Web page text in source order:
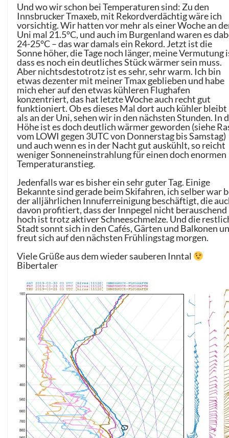
Und wo wir schon bei Temperaturen sind: Zu den
Innsbrucker Tmaxeb, mit Rekordverdächtig wäre ich
vorsichtig. Wir hatten vor mehr als einer Woche an
Uni mal 21.5°C, und auch im Burgenland waren es
24-25°C – das war damals ein Rekord. Jetzt ist die
Sonne höher, die Tage noch länger, meine Vermutung
dass es noch ein deutliches Stück wärmer sein muss.
Aber nichtsdestotrotz ist es sehr, sehr warm. Ich bin
etwas dezenter mit meiner Tmax geblieben und habe
mich eher auf den etwas kühleren Flughafen
konzentriert, das hat letzte Woche auch recht gut
funktioniert. Ob es dieses Mal dort auch kühler bleibt
als an der Uni, sehen wir in den nächsten Stunden. In
Höhe ist es doch deutlich wärmer geworden (siehe
vom LOWI gegen 3UTC von Donnerstag bis Samstag)
und auch wenn es in der Nacht gut auskühlt, so reicht
weniger Sonneneinstrahlung für einen doch enormen
Temperaturanstieg.
Jedenfalls war es bisher ein sehr guter Tag. Einige
Bekannte sind gerade beim Skifahren, ich selber war
der alljährlichen Innuferreinigung beschäftigt, die
davon profitiert, dass der Innpegel nicht berauschend
hoch ist trotz aktiver Schneeschmelze. Und die
Stadt sonnt sich in den Cafés, Gärten und Balkonen
freut sich auf den nächsten Frühlingstag morgen.
Viele Grüße aus dem wieder sauberen Inntal
Bibertaler